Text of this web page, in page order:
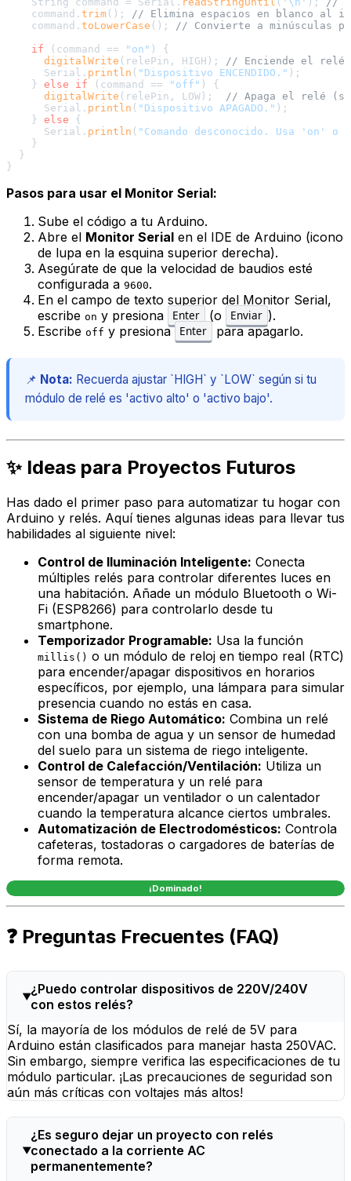
    command.
trim ();
// Elimina espacios en blanco al
    command.
toLowerCase ();
// Convierte a minúsculas
if (command == "on" ) {
digitalWrite (relePin, HIGH);
// Enciende el
      Serial.
println ( "Dispositivo ENCENDIDO." );
    }
else if (command == "off" ) {
digitalWrite (relePin, LOW);
// Apaga el relé
      Serial.
println ( "Dispositivo APAGADO." );
    }
else {
      Serial.
println ( "Comando desconocido. Usa 'on'
    }
  }
Pasos para usar el Monitor Serial:
Sube el código a tu Arduino.
Abre el Monitor Serial en el IDE de Arduino (icono
de lupa en la esquina superior derecha).
Asegúrate de que la velocidad de baudios esté
configurada a 9600.
En el campo de texto superior del Monitor Serial,
escribe on y presiona Enter (o Enviar ).
Escribe off y presiona Enter para apagarlo.
📌 Nota: Recuerda ajustar `HIGH` y `LOW` según si tu
módulo de relé es 'activo alto' o 'activo bajo'.
✨ Ideas para Proyectos Futuros
Has dado el primer paso para automatizar tu hogar con
Arduino y relés. Aquí tienes algunas ideas para llevar tus
habilidades al siguiente nivel:
Control de Iluminación Inteligente: Conecta
múltiples relés para controlar diferentes luces en
una habitación. Añade un módulo Bluetooth o Wi-
Fi (ESP8266) para controlarlo desde tu
smartphone.
Temporizador Programable: Usa la función
millis() o un módulo de reloj en tiempo real (RTC)
para encender/apagar dispositivos en horarios
específicos, por ejemplo, una lámpara para simular
presencia cuando no estás en casa.
Sistema de Riego Automático: Combina un relé
con una bomba de agua y un sensor de humedad
del suelo para un sistema de riego inteligente.
Control de Calefacción/Ventilación: Utiliza un
sensor de temperatura y un relé para
encender/apagar un ventilador o un calentador
cuando la temperatura alcance ciertos umbrales.
Automatización de Electrodomésticos: Controla
cafeteras, tostadoras o cargadores de baterías de
forma remota.
¡Dominado!
❓ Preguntas Frecuentes (FAQ)
¿Puedo controlar dispositivos de 220V/240V
con estos relés?
Sí, la mayoría de los módulos de relé de 5V para
Arduino están clasificados para manejar hasta 250VAC.
Sin embargo, siempre verifica las especificaciones de tu
módulo particular. ¡Las precauciones de seguridad son
aún más críticas con voltajes más altos!
¿Es seguro dejar un proyecto con relés
conectado a la corriente AC
permanentemente?